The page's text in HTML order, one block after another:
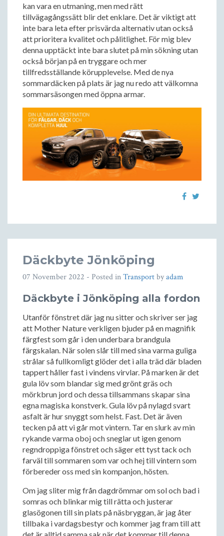
kan vara en utmaning, men med rätt
tillvägagångssätt blir det enklare. Det är viktigt att
inte bara leta efter prisvärda alternativ utan också
att prioritera kvalitet och pålitlighet. För mig blev
denna upptäckt inte bara slutet på min sökning utan
också början på en tryggare och mer
tillfredsställande körupplevelse. Med de nya
sommardäcken på plats är jag nu redo att välkomna
sommarsäsongen med öppna armar.
Däckbyte Jönköping
07 November 2022 - Posted inTransportbyadam
Däckbyte i Jönköping alla fordon
Utanför fönstret där jag nu sitter och skriver ser jag
att Mother Nature verkligen bjuder på en magnifik
färgfest som går i den underbara brandgula
färgskalan. När solen slår till med sina varma guliga
strålar så fullkomligt glöder det i alla träd där bladen
tappert håller fast i vindens virvlar. På marken är det
gula löv som blandar sig med grönt gräs och
mörkbrun jord och dessa tillsammans skapar sina
egna magiska konstverk. Gula löv på nylagd svart
asfalt är hur snyggt som helst. Fast. Det är även
tecken på att vi går mot vintern. Tar en slurk av min
rykande varma oboj och sneglar ut igen genom
regndroppiga fönstret och säger ett tyst tack och
farväl till sommaren som var och hej till vintern som
förbereder oss med sin kompanjon, hösten.
Om jag sliter mig från dagdrömmar om sol och bad i
somras och blinkar mig till rätta och justerar
glasögonen till sin plats på näsbryggan, är jag åter
tillbaka i vardagsbestyr och kommer jag fram till att